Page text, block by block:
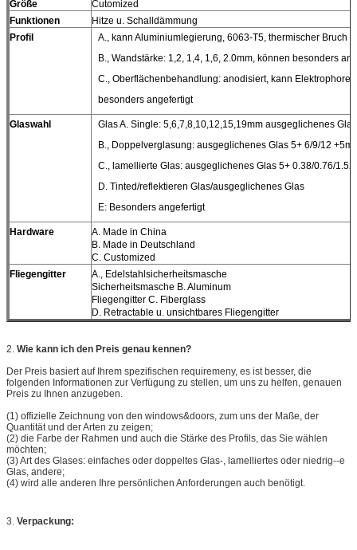
Größe
Cutomized
Funktionen
Hitze u. Schalldämmung
Profil
A., kann Aluminiumlegierung, 6063-T5, thermischer Bruch
B., Wandstärke: 1,2, 1,4, 1,6, 2.0mm, können besonders
C., Oberflächenbehandlung: anodisiert, kann
besonders angefertigt
Glaswahl
Glas A. Single: 5,6,7,8,10,12,15,19mm ausgeglichenes Glas
B., Doppelverglasung: ausgeglichenes Glas 5+ 6/9/12
C., lamellierte Glas: ausgeglichenes Glas 5+ 0.38/0.76/
D. Tinted/reflektieren Glas/ausgeglichenes Glas
E: Besonders angefertigt
Hardware
A. Made in China
B. Made in Deutschland
C. Customized
Fliegengitter
A., Edelstahlsicherheitsmasche
Sicherheitsmasche B. Aluminum
Fliegengitter C. Fiberglass
D. Retractable u. unsichtbares Fliegengitter
2. Wie kann ich den Preis genau kennen?
Der Preis basiert auf Ihrem spezifischen requiremeny, es ist besser, die
folgenden Informationen zur Verfügung zu stellen, um uns zu helfen, genauen
Preis zu Ihnen anzugeben.
(1) offizielle Zeichnung von den windows&doors, zum uns der Maße, der
Quantität und der Arten zu zeigen;
(2) die Farbe der Rahmen und auch die Stärke des Profils, das Sie wählen
möchten;
(3) Art des Glases: einfaches oder doppeltes Glas-, lamelliertes oder niedrig--e
Glas, andere;
(4) wird alle anderen Ihre persönlichen Anforderungen auch benötigt.
3. Verpackung: